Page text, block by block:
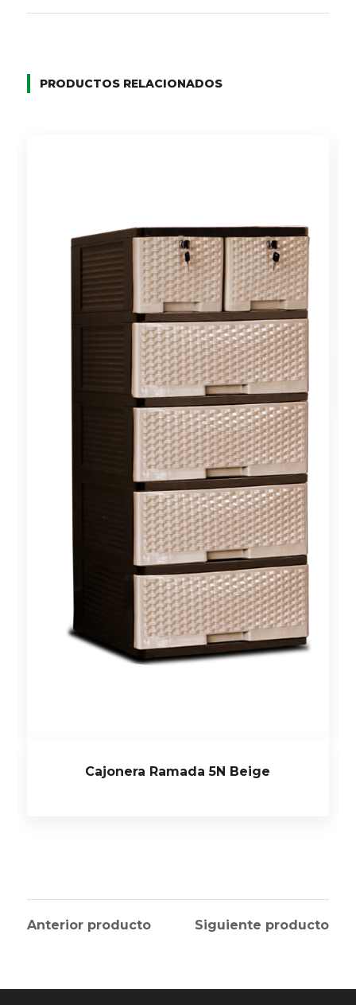
PRODUCTOS RELACIONADOS
Cajonera Ramada 5N Beige
Anterior producto Siguiente producto